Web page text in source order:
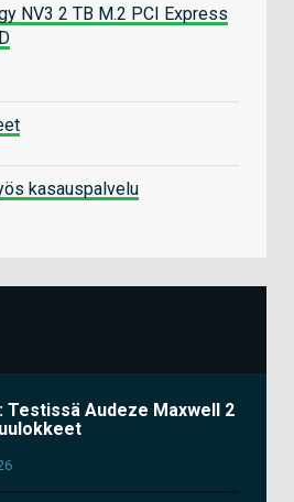
NV3 2 TB M.2 PCI Express
kasauspalvelu
Testissä Audeze Maxwell 2